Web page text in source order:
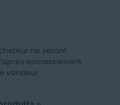
ne seront
encaissement
vendeur.